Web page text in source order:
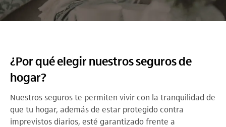
¿Por qué elegir nuestros seguros de
hogar?
Nuestros seguros te permiten vivir con la tranquilidad de
que tu hogar, además de estar protegido contra
imprevistos diarios, esté garantizado frente a